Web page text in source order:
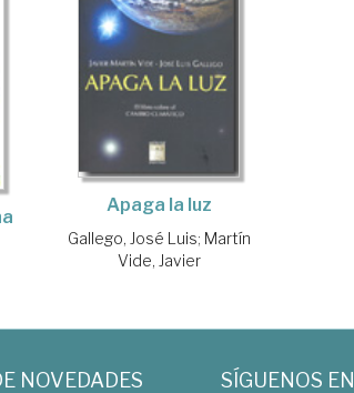
Apaga la luz
Gallego, José Luis; Martín
Vide, Javier
NOVEDADES SÍGUENOS EN